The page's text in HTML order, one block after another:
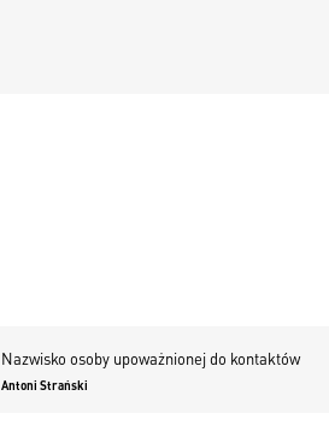
Nazwisko osoby upoważnionej do kontaktów
Antoni Strański